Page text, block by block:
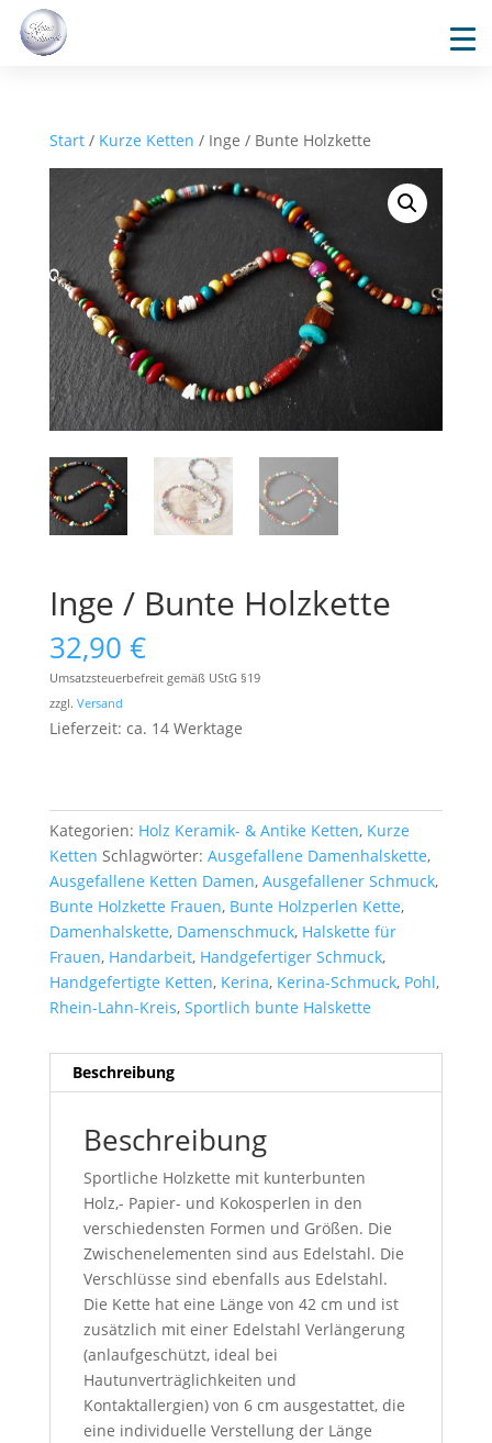
Start/ Kurze Ketten / Inge / Bunte Holzkette
Inge / Bunte Holzkette
32,90 €
Umsatzsteuerbefreit gemäß UStG §19
zzgl. Versand
Lieferzeit: ca. 14 Werktage
Kategorien: Holz Keramik- & Antike Ketten, Kurze
Ketten Schlagwörter: Ausgefallene Damenhalskette,
Ausgefallene Ketten Damen, Ausgefallener Schmuck,
Bunte Holzkette Frauen, Bunte Holzperlen Kette,
Damenhalskette, Damenschmuck, Halskette für
Frauen, Handarbeit, Handgefertiger Schmuck,
Handgefertigte Ketten, Kerina, Kerina-Schmuck, Pohl,
Rhein-Lahn-Kreis, Sportlich bunte Halskette
Beschreibung
Beschreibung
Sportliche Holzkette mit kunterbunten
Holz,- Papier- und Kokosperlen in den
verschiedensten Formen und Größen. Die
Zwischenelementen sind aus Edelstahl. Die
Verschlüsse sind ebenfalls aus Edelstahl.
Die Kette hat eine Länge von 42 cm und ist
zusätzlich mit einer Edelstahl Verlängerung
(anlaufgeschützt, ideal bei
Hautunverträglichkeiten und
Kontaktallergien) von 6 cm ausgestattet, die
eine individuelle Verstellung der Länge